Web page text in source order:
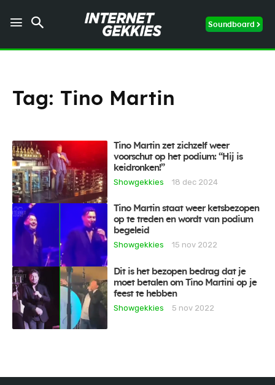
Soundboard
Tag: Tino Martin
Tino Martin zet zichzelf weer
voorschut op het podium: “Hij is
keidronken!”
Showgekkies
18 dec 2024
Tino Martin staat weer ketsbezopen
op te treden en wordt van podium
begeleid
Showgekkies
15 nov 2022
Dit is het bezopen bedrag dat je
moet betalen om Tino Martini op je
feest te hebben
Showgekkies
5 nov 2022